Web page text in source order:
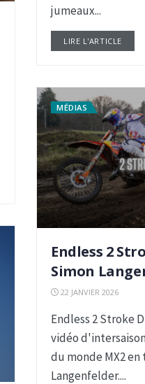
jumeaux...
LIRE L'ARTICLE
MÉDIAS
Endless 2
Simon
22 JANVIER 2026
Endless 2 Stroke
vidéo
du monde MX2
Langenfelder....